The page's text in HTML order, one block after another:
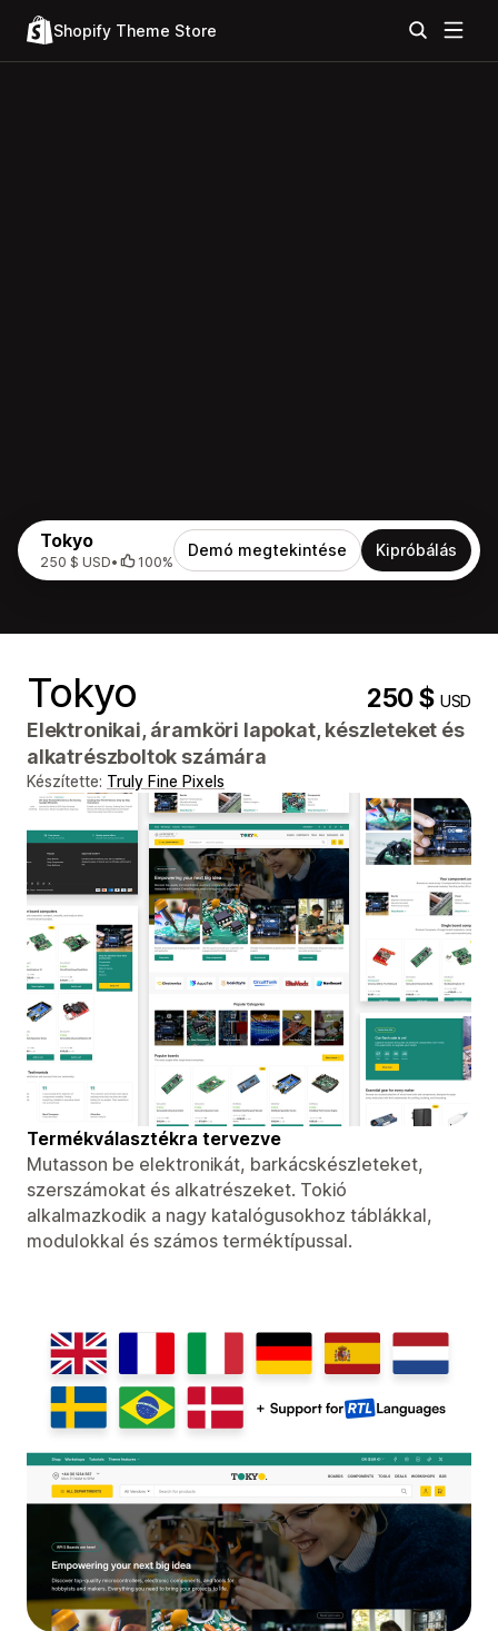
Shopify Theme Store
Tokyo
250 $ USD• 100%
Demó megtekintése Kipróbálás
Tokyo 250 $USD
Elektronikai, áramköri lapokat, készleteket és
alkatrészboltok számára
Készítette: Truly Fine Pixels
Termékválasztékra tervezve
Mutasson be elektronikát, barkácskészleteket,
szerszámokat és alkatrészeket. Tokió
alkalmazkodik a nagy katalógusokhoz táblákkal,
modulokkal és számos terméktípussal.